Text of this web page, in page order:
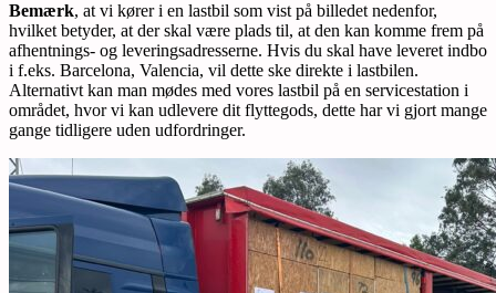
Bemærk, at vi kører i en lastbil som vist på billedet nedenfor,
hvilket betyder, at der skal være plads til, at den kan komme frem på
afhentnings- og leveringsadresserne. Hvis du skal have leveret indbo
i f.eks. Barcelona, Valencia, vil dette ske direkte i lastbilen.
Alternativt kan man mødes med vores lastbil på en servicestation i
området, hvor vi kan udlevere dit flyttegods, dette har vi gjort mange
gange tidligere uden udfordringer.